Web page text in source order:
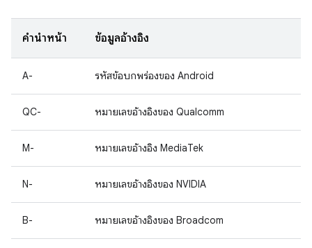
คำนำหน้า ข้อมูลอ้างอิง
A- รหัสข้อบกพร่องของ Android
QC- หมายเลขอ้างอิงของ Qualcomm
M- หมายเลขอ้างอิง MediaTek
N- หมายเลขอ้างอิงของ NVIDIA
B- หมายเลขอ้างอิงของ Broadcom